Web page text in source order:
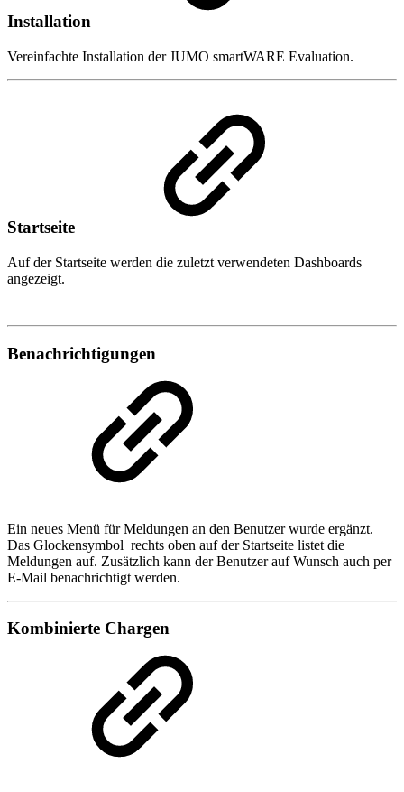
Installation
Vereinfachte Installation der JUMO smartWARE Evaluation.
Startseite
Auf der Startseite werden die zuletzt verwendeten Dashboards
angezeigt.
Benachrichtigungen
Ein neues Menü für Meldungen an den Benutzer wurde ergänzt.
Das Glockensymbol rechts oben auf der Startseite listet die
Meldungen auf. Zusätzlich kann der Benutzer auf Wunsch auch per
E-Mail benachrichtigt werden.
Kombinierte Chargen